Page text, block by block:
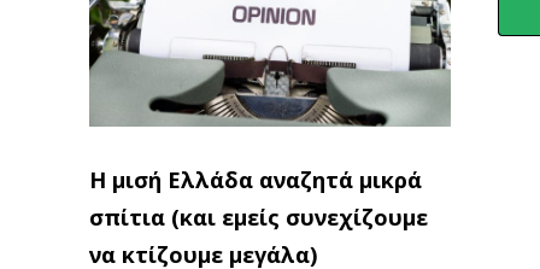
Η μισή Ελλάδα αναζητά μικρά
σπίτια (και εμείς συνεχίζουμε
να κτίζουμε μεγάλα)